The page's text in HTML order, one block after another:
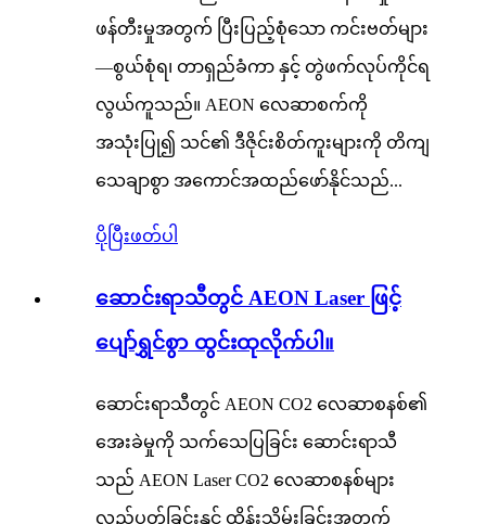
ဖန်တီးမှုအတွက် ပြီးပြည့်စုံသော ကင်းဗတ်များ
—စွယ်စုံရ၊ တာရှည်ခံကာ နှင့် တွဲဖက်လုပ်ကိုင်ရ
လွယ်ကူသည်။ AEON လေဆာစက်ကို
အသုံးပြု၍ သင်၏ ဒီဇိုင်းစိတ်ကူးများကို တိကျ
သေချာစွာ အကောင်အထည်ဖော်နိုင်သည်...
ပိုပြီးဖတ်ပါ
ဆောင်းရာသီတွင် AEON Laser ဖြင့်
ပျော်ရွှင်စွာ ထွင်းထုလိုက်ပါ။
ဆောင်းရာသီတွင် AEON CO2 လေဆာစနစ်၏
အေးခဲမှုကို သက်သေပြခြင်း ဆောင်းရာသီ
သည် AEON Laser CO2 လေဆာစနစ်များ
လည်ပတ်ခြင်းနှင့် ထိန်းသိမ်းခြင်းအတွက်